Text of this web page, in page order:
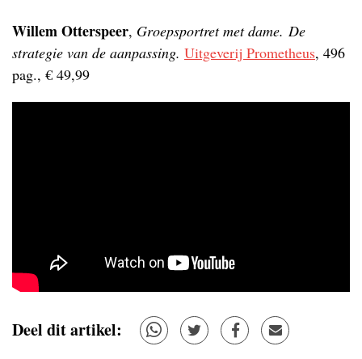
Willem Otterspeer, Groepsportret met dame. De
strategie van de aanpassing. Uitgeverij Prometheus, 496
pag., € 49,99
Deel dit artikel: